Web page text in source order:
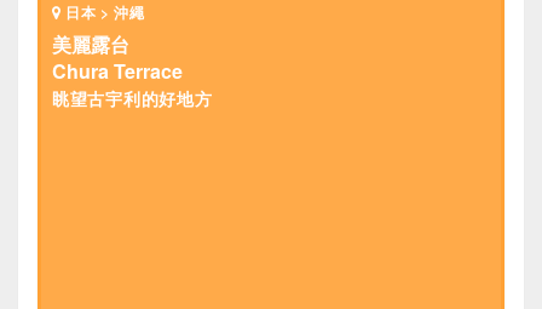
日本 > 沖繩
美麗露台
Chura Terrace
眺望古宇利的好地方